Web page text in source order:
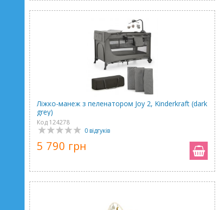
Ліжко-манеж з пеленатором Joy 2, Kinderkraft (dark
grey)
Код 124278
0 відгуків
5 790 грн